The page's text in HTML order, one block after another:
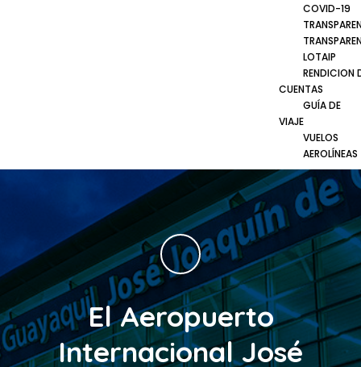
COVID-19
LOTAIP
RENDICION
CUENTAS
GUÍA DE
VIAJE
VUELOS
AEROLÍNEAS
El Aeropuerto
Internacional José